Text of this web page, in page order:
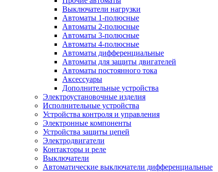
Выключатели нагрузки
Автоматы 1-полюсные
Автоматы 2-полюсные
Автоматы 3-полюсные
Автоматы 4-полюсные
Автоматы дифференциальные
Автоматы для защиты двигателей
Автоматы постоянного тока
Аксессуары
Дополнительные устройства
Электроустановочные изделия
Исполнительные устройства
Устройства контроля и управления
Электронные компоненты
Устройства защиты цепей
Электродвигатели
Контакторы и реле
Выключатели
Автоматические выключатели дифференциальные